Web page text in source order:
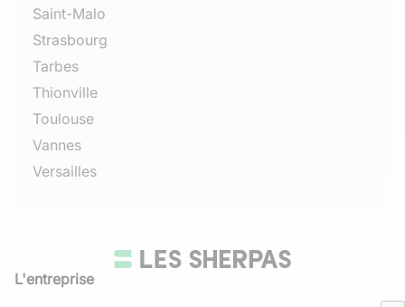
Saint-Malo
Strasbourg
Tarbes
Thionville
Toulouse
Vannes
Versailles
L'entreprise